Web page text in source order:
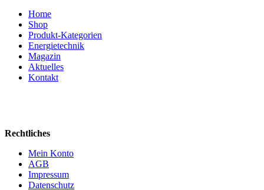
Home
Shop
Produkt-Kategorien
Energietechnik
Magazin
Aktuelles
Kontakt
Rechtliches
Mein Konto
AGB
Impressum
Datenschutz